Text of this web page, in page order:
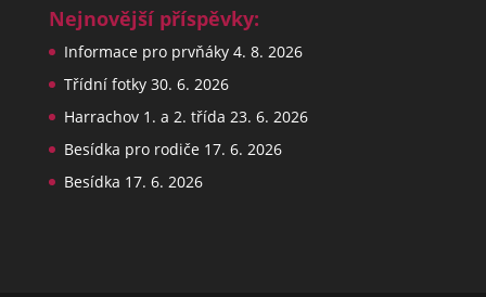
Nejnovější příspěvky:
Informace pro prvňáky 4. 8. 2026
Třídní fotky 30. 6. 2026
Harrachov 1. a 2. třída 23. 6. 2026
Besídka pro rodiče 17. 6. 2026
Besídka 17. 6. 2026